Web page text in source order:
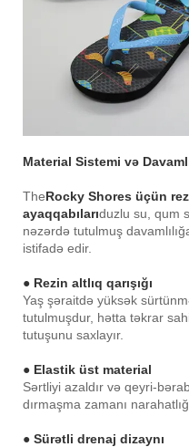
Material Sistemi və
TheRocky Shores üçün
ayaqqabılarıduzlu su, qum
nəzərdə tutulmuş
istifadə edir.
● Rezin altlıq qarışığı
Yaş şəraitdə yüksək
tutulmuşdur, hətta təkrar
tutuşunu saxlayır.
● Elastik üst material
Sərtliyi azaldır və qeyri-
dırmaşma zamanı
● Sürətli drenaj dizaynı